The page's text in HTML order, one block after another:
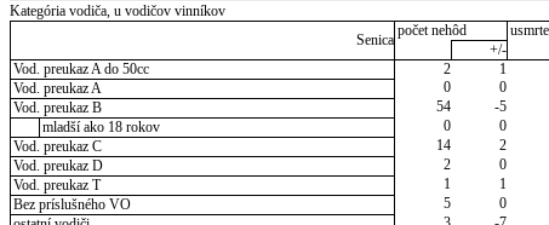
Kategória vodiča, u vodičov vinníkov
Senica
počet nehôd
+/-
Vod. preukaz A do 50cc
2 1
Vod. preukaz A
0 0
Vod. preukaz B
54 -5
mladší ako 18 rokov
0 0
Vod. preukaz C
14 2
Vod. preukaz D
2 0
Vod. preukaz T
1 1
Bez príslušného VO
5 0